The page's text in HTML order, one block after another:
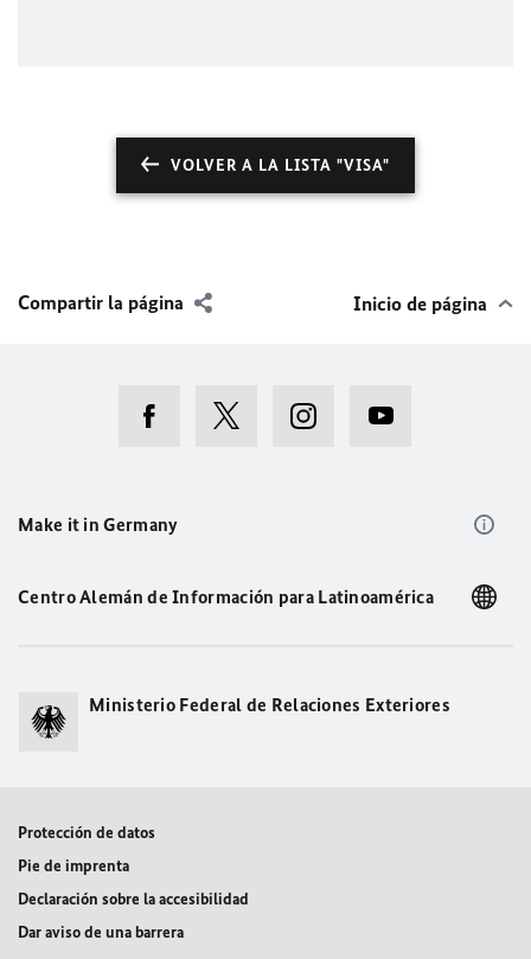
VOLVER A LA LISTA "VISA"
Compartir la página Inicio de página
Make it in Germany
Centro Alemán de Información para Latinoamérica
Ministerio Federal de Relaciones Exteriores
Protección de datos
Pie de imprenta
Declaración sobre la accesibilidad
Dar aviso de una barrera